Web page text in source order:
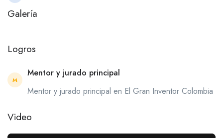
Galería
Logros
M
Mentor y jurado principal
Mentor y jurado principal en El Gran Inventor Colombia
Video